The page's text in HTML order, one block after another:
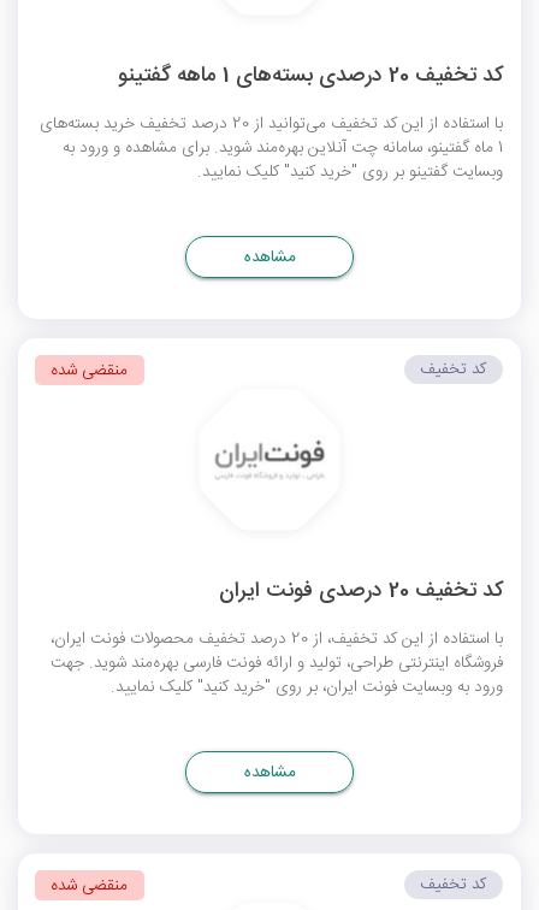
کد تخفیف 20 درصدی بسته‌های 1 ماهه گفتینو
با استفاده از این کد تخفیف می‌توانید از 20 درصد تخفیف خرید بسته‌های
1 ماه گفتینو، سامانه چت آنلاین بهره‌مند شوید. برای مشاهده و ورود به
وبسایت گفتینو بر روی "خرید کنید" کلیک نمایید.
مشاهده
کد تخفیف 20 درصدی فونت ایران
با استفاده از این کد تخفیف، از 20 درصد تخفیف محصولات فونت ایران،
فروشگاه اینترنتی طراحی، تولید و ارائه فونت فارسی بهره‌مند شوید. جهت
ورود به وبسایت فونت ایران، بر روی "خرید کنید" کلیک نمایید.
کد تخفیف منقضی شده
مشاهده
کد تخفیف منقضی شده